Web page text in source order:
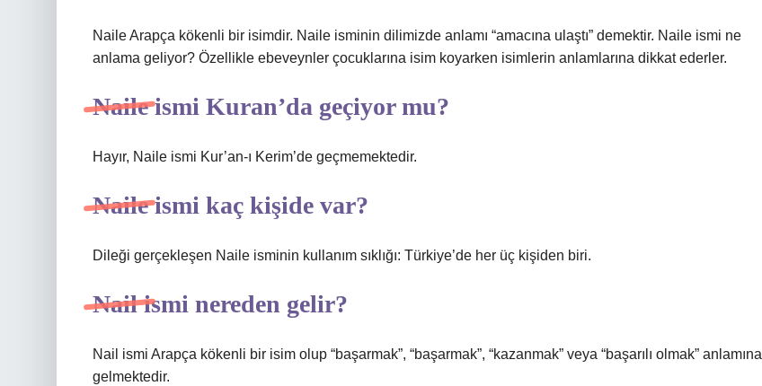
Naile Arapça kökenli bir isimdir. Naile isminin dilimizde anlamı “amacına ulaştı” demektir. Naile ismi ne
anlama geliyor? Özellikle ebeveynler çocuklarına isim koyarken isimlerin anlamlarına dikkat ederler.
Naile ismi Kuran’da geçiyor mu?
Hayır, Naile ismi Kur’an-ı Kerim’de geçmemektedir.
Naile ismi kaç kişide var?
Dileği gerçekleşen Naile isminin kullanım sıklığı: Türkiye’de her üç kişiden biri.
Nail ismi nereden gelir?
Nail ismi Arapça kökenli bir isim olup “başarmak”, “başarmak”, “kazanmak” veya “başarılı olmak” anlamına
gelmektedir.